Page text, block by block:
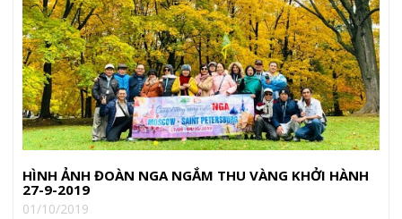
HÌNH ẢNH ĐOÀN NGA NGẮM THU VÀNG KHỞI HÀNH
27-9-2019
01/10/2019